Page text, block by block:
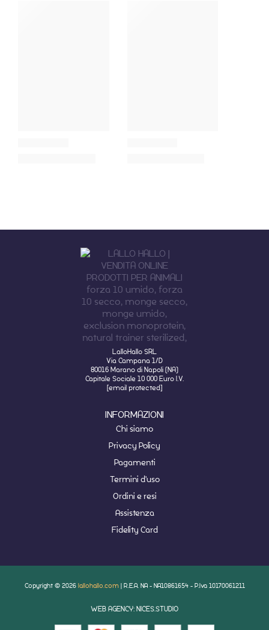
LalloHallo SRL
Via Campana 1/D
80016 Marano di Napoli (NA)
Capitale Sociale 10 000 Euro I.V.
[email protected]
INFORMAZIONI
Chi siamo
Privacy Policy
Pagamenti
Termini d'uso
Ordini e resi
Assistenza
Fidelity Card
Copyright © 2026 lallohallo.com | R.E.A. NA - NA10861654 - P.Iva 10170061211
WEB AGENCY: NICES.STUDIO